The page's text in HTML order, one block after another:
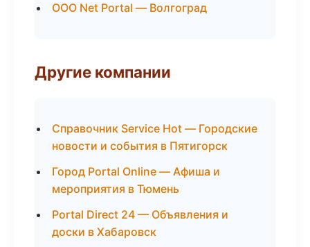
ООО Net Portal — Волгоград
Другие компании
Справочник Service Hot — Городские
новости и события в Пятигорск
Город Portal Online — Афиша и
мероприятия в Тюмень
Portal Direct 24 — Объявления и
доски в Хабаровск